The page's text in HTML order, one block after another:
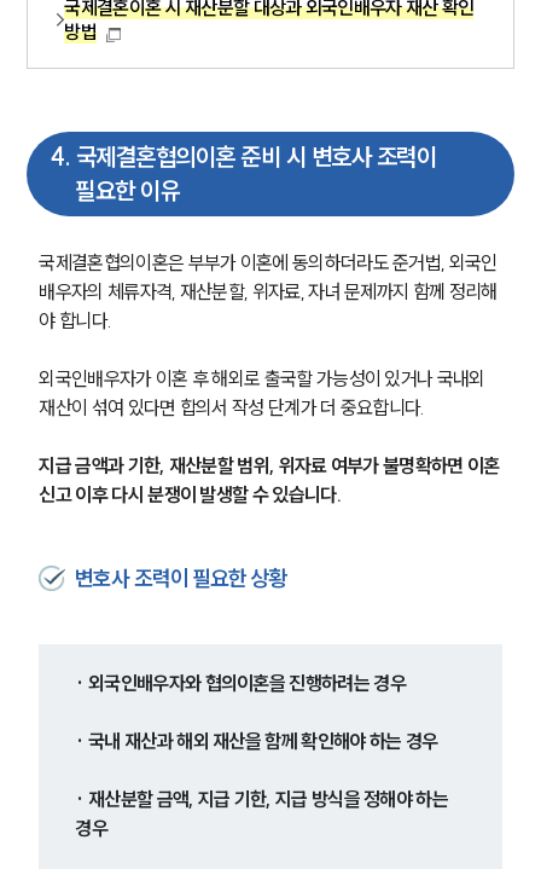
국제결혼이혼 시 재산분할 대상과 외국인배우자 재산 확인
방법
4. 국제결혼협의이혼 준비 시 변호사 조력이
필요한 이유
국제결혼협의이혼은 부부가 이혼에 동의하더라도 준거법, 외국인
배우자의 체류자격, 재산분할, 위자료, 자녀 문제까지 함께 정리해
야 합니다.
외국인배우자가 이혼 후 해외로 출국할 가능성이 있거나 국내외
재산이 섞여 있다면 합의서 작성 단계가 더 중요합니다.
지급 금액과 기한, 재산분할 범위, 위자료 여부가 불명확하면 이혼
신고 이후 다시 분쟁이 발생할 수 있습니다.
변호사 조력이 필요한 상황
· 외국인배우자와 협의이혼을 진행하려는 경우
· 국내 재산과 해외 재산을 함께 확인해야 하는 경우
· 재산분할 금액, 지급 기한, 지급 방식을 정해야 하는
경우